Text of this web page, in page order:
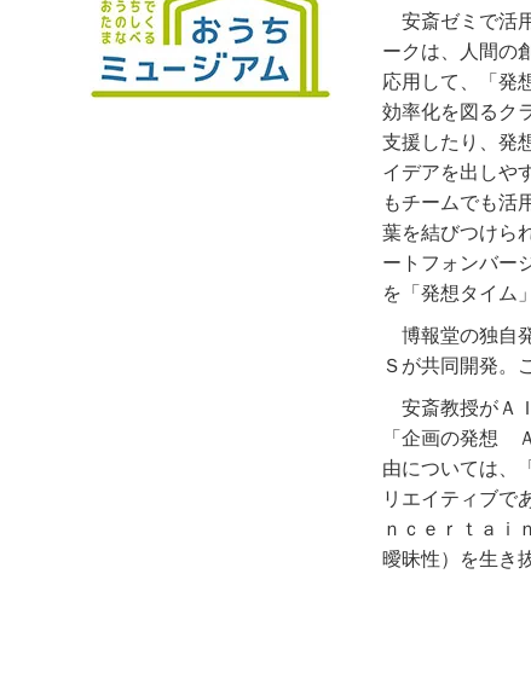
安斎ゼミで活
ークは、人間の
応用して、「発
効率化を図るク
支援したり、発
イデアを出しや
もチームでも活
葉を結びつけら
ートフォンバー
を「発想タイム
博報堂の独自
Ｓが共同開発。
安斎教授がＡ
「企画の発想
由については、
リエイティブで
ｎｃｅｒｔａｉ
曖昧性）を生き